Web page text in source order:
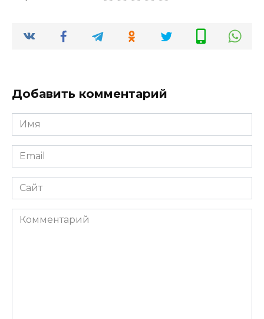
Добавить комментарий
Имя
*
Email
*
Сайт
Комментарий